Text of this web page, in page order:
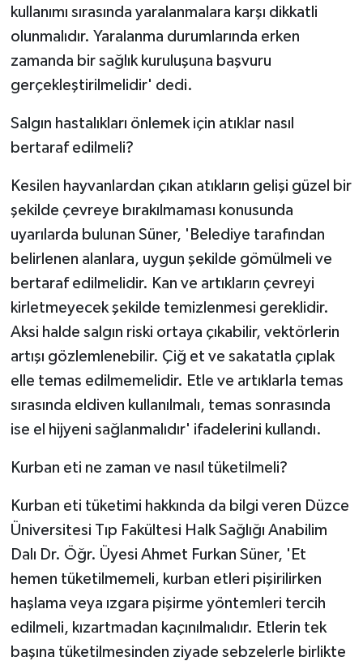
kullanımı sırasında yaralanmalara karşı dikkatli
olunmalıdır. Yaralanma durumlarında erken
zamanda bir sağlık kuruluşuna başvuru
gerçekleştirilmelidir' dedi.
Salgın hastalıkları önlemek için atıklar nasıl
bertaraf edilmeli?
Kesilen hayvanlardan çıkan atıkların gelişi güzel bir
şekilde çevreye bırakılmaması konusunda
uyarılarda bulunan Süner, 'Belediye tarafından
belirlenen alanlara, uygun şekilde gömülmeli ve
bertaraf edilmelidir. Kan ve artıkların çevreyi
kirletmeyecek şekilde temizlenmesi gereklidir.
Aksi halde salgın riski ortaya çıkabilir, vektörlerin
artışı gözlemlenebilir. Çiğ et ve sakatatla çıplak
elle temas edilmemelidir. Etle ve artıklarla temas
sırasında eldiven kullanılmalı, temas sonrasında
ise el hijyeni sağlanmalıdır' ifadelerini kullandı.
Kurban eti ne zaman ve nasıl tüketilmeli?
Kurban eti tüketimi hakkında da bilgi veren Düzce
Üniversitesi Tıp Fakültesi Halk Sağlığı Anabilim
Dalı Dr. Öğr. Üyesi Ahmet Furkan Süner, 'Et
hemen tüketilmemeli, kurban etleri pişirilirken
haşlama veya ızgara pişirme yöntemleri tercih
edilmeli, kızartmadan kaçınılmalıdır. Etlerin tek
başına tüketilmesinden ziyade sebzelerle birlikte